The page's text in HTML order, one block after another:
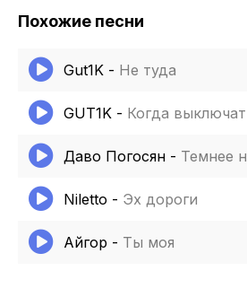
Похожие песни
Gut1K - Не туда
GUT1K - Когда
Даво Погосян - Темнее
Niletto - Эх дороги
Айгор - Ты моя